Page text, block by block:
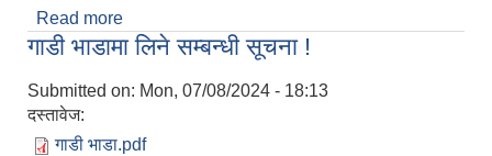
Read more
गाडी भाडामा लिने सम्बन्धी सूचना !
Submitted on: Mon, 07/08/2024 - 18:13
दस्तावेज:
गाडी भाडा.pdf